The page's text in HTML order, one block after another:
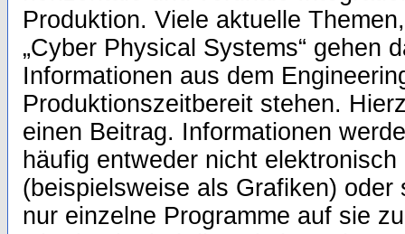
Produktion. Viele aktuelle
„Cyber Physical Systems“ gehen
Informationen aus dem
Produktionszeitbereit stehen.
einen Beitrag. Informationen
häufig entweder nicht
(beispielsweise als Grafiken)
nur einzelne Programme auf sie